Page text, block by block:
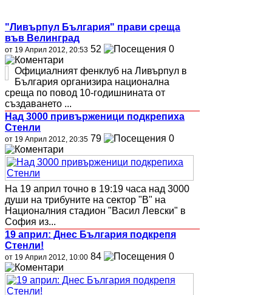
"Ливърпул България" прави среща
във Велинград
от 19 Април 2012, 20:53 52 0
Официалният фенклуб на Ливърпул в
България организира национална
среща по повод 10-годишнината от
създаването ...
Над 3000 привърженици подкрепиха
Стенли
от 19 Април 2012, 20:35 79 0
На 19 април точно в 19:19 часа над 3000
души на трибуните на сектор "В" на
Националния стадион "Васил Левски" в
София из...
19 април: Днес България подкрепя
Стeнли!
от 19 Април 2012, 10:00 84 0